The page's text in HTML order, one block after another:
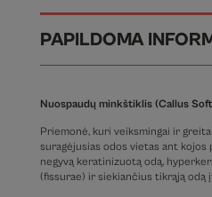
PAPILDOMA
Nuospaudų minkštiklis (Callus
Priemonė, kuri veiksmingai ir
suragėjusias odos vietas ant kojos
negyvą keratinizuotą odą,
(fissurae) ir siekiančius tikrąją odą